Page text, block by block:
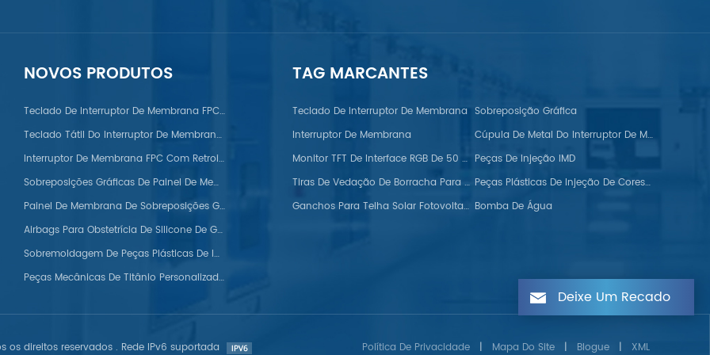
NOVOS PRODUTOS
Teclado De Interruptor De Membrana FPC Com Cúpula De Metal
Teclado Tátil Do Interruptor De Membrana FPC
Interruptor De Membrana FPC Com Retroiluminação LED
Sobreposições Gráficas De Painel De Membrana Automotiva
Painel De Membrana De Sobreposições Gráficas De Silicone
Airbags Para Obstetrícia De Silicone De Grau Médico
Sobremoldagem De Peças Plásticas De Injeção
Peças Mecânicas De Titânio Personalizadas Para Usinagem CNC
TAG MARCANTES
Teclado De Interruptor De Membrana Sobreposição Gráfica
Interruptor De Membrana
Cúpula De Metal Do Interruptor De Membrana FPC
Monitor TFT De Interface RGB De 50 Pinos Peças De Injeção IMD
Tiras De Vedação De Borracha Para Automóveis
Peças Plásticas De Injeção De Cores Duplas
Ganchos Para Telha Solar Fotovoltaica Bomba De Água
os direitos reservados . Rede IPv6 suportada Política De Privacidade | Mapa Do Site | Blogue | XML
Deixe Um Recado